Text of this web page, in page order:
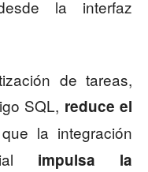
la interfaz
de tareas,
SQL, reduce el
la integración
impulsa la